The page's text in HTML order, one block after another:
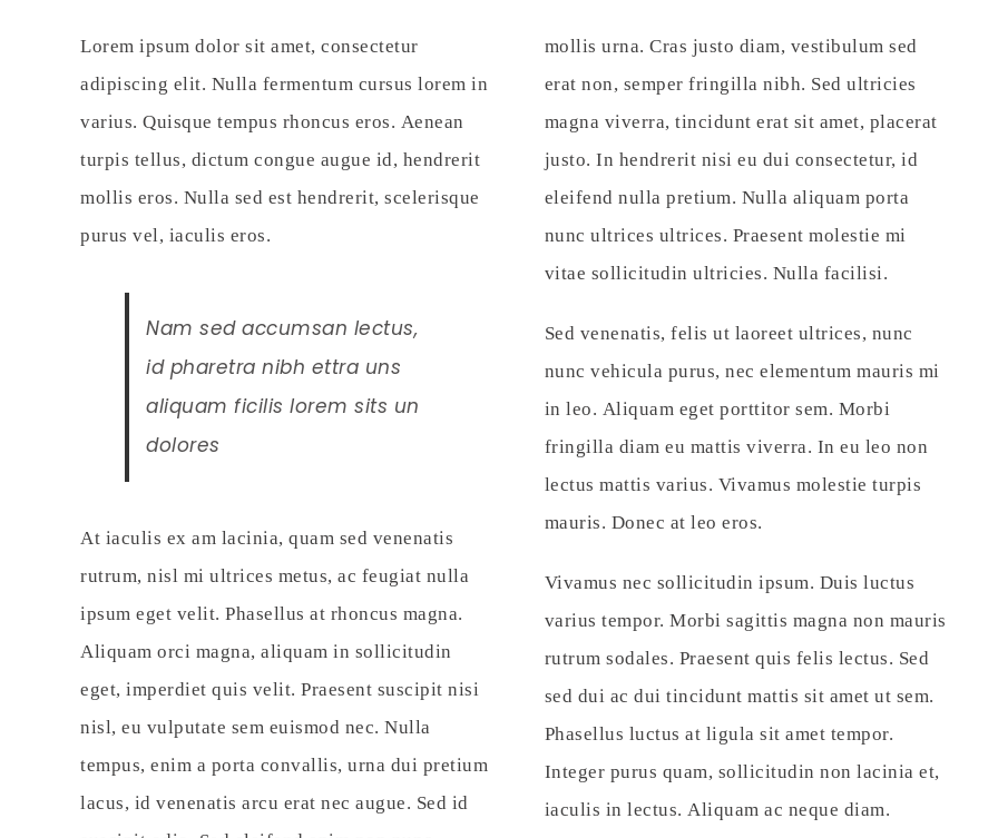
Lorem ipsum dolor sit amet, consectetur
adipiscing elit. Nulla fermentum cursus lorem in
varius. Quisque tempus rhoncus eros. Aenean
turpis tellus, dictum congue augue id, hendrerit
mollis eros. Nulla sed est hendrerit, scelerisque
purus vel, iaculis eros.
Nam sed accumsan lectus,
id pharetra nibh ettra uns
aliquam ficilis lorem sits un
dolores
At iaculis ex am lacinia, quam sed venenatis
rutrum, nisl mi ultrices metus, ac feugiat nulla
ipsum eget velit. Phasellus at rhoncus magna.
Aliquam orci magna, aliquam in sollicitudin
eget, imperdiet quis velit. Praesent suscipit nisi
nisl, eu vulputate sem euismod nec. Nulla
tempus, enim a porta convallis, urna dui pretium
lacus, id venenatis arcu erat nec augue. Sed id
mollis urna. Cras justo diam, vestibulum sed
erat non, semper fringilla nibh. Sed ultricies
magna viverra, tincidunt erat sit amet, placerat
justo. In hendrerit nisi eu dui consectetur, id
eleifend nulla pretium. Nulla aliquam porta
nunc ultrices ultrices. Praesent molestie mi
vitae sollicitudin ultricies. Nulla facilisi.
Sed venenatis, felis ut laoreet ultrices, nunc
nunc vehicula purus, nec elementum mauris mi
in leo. Aliquam eget porttitor sem. Morbi
fringilla diam eu mattis viverra. In eu leo non
lectus mattis varius. Vivamus molestie turpis
mauris. Donec at leo eros.
Vivamus nec sollicitudin ipsum. Duis luctus
varius tempor. Morbi sagittis magna non mauris
rutrum sodales. Praesent quis felis lectus. Sed
sed dui ac dui tincidunt mattis sit amet ut sem.
Phasellus luctus at ligula sit amet tempor.
Integer purus quam, sollicitudin non lacinia et,
iaculis in lectus. Aliquam ac neque diam.